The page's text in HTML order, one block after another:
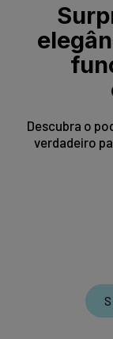
Descubra o
verdadeiro